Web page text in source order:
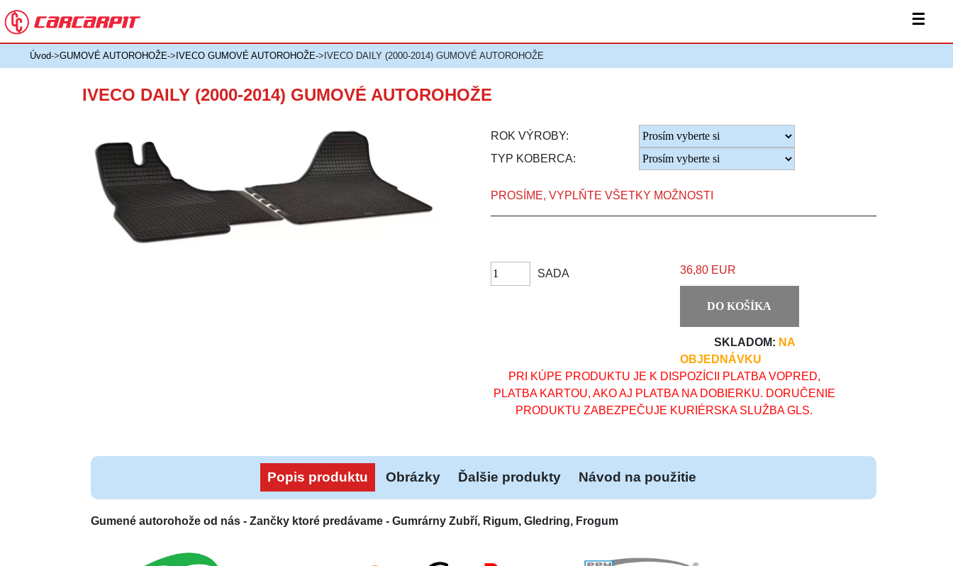
☰
Úvod->GUMOVÉ AUTOROHOŽE-> IVECO GUMOVÉ AUTOROHOŽE->IVECO DAILY (2000-2014) GUMOVÉ AUTOROHOŽE
IVECO DAILY (2000-2014) GUMOVÉ AUTOROHOŽE
ROK VÝROBY:
TYP KOBERCA:
PROSÍME, VYPLŇTE VŠETKY MOŽNOSTI
SADA 36,80 EUR
DO KOŠÍKA
SKLADOM: NA
OBJEDNÁVKU
PRI KÚPE PRODUKTU JE K DISPOZÍCII PLATBA VOPRED,
PLATBA KARTOU, AKO AJ PLATBA NA DOBIERKU. DORUČENIE
PRODUKTU ZABEZPEČUJE KURIÉRSKA SLUŽBA GLS.
Popis produktu Obrázky Ďalšie produkty Návod na použitie
Gumené autorohože od nás - Zančky ktoré predávame - Gumrárny Zubří, Rigum, Gledring, Frogum